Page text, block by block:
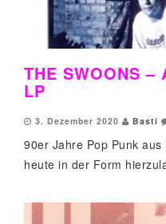
THE SWOONS –
LP
3. Dezember 2020 Basti
90er Jahre Pop Punk
heute in der Form